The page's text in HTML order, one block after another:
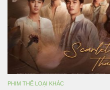
PHIM THỂ LOẠI KHÁC